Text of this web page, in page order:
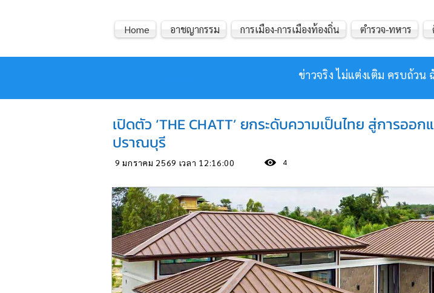
ข่าวจริง ไม่แต่งเติม ครบถ้ว
Home อาชญากรรม การเมือง-การเมืองท้องถิ่น ตำรวจ-ทหาร
เปิดตัว ‘THE CHATT’ ยกระดับความเป็นไทย สู่การ
ปราณบุรี
9 มกราคม 2569 เวลา 12:16:00 4